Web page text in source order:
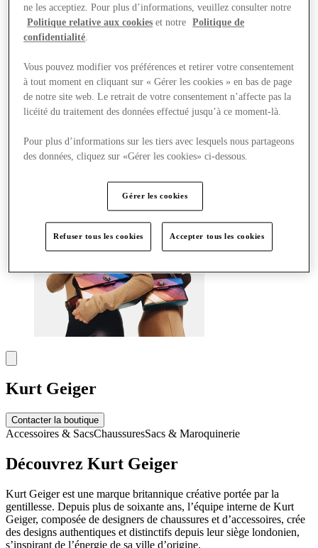
Magasins
Offres
Quoi de neuf
Mangez et buvez
Services
Cartes cadeaux
Carte du Centre
Plus
Kurt Geiger
Contacter la boutique
Accessoires & SacsChaussuresSacs & Maroquinerie
Découvrez Kurt Geiger
Kurt Geiger est une marque britannique créative portée par la
gentillesse. Depuis plus de soixante ans, l’équipe interne de Kurt
Geiger, composée de designers de chaussures et d’accessoires, crée
des designs authentiques et distinctifs depuis leur siège londonien,
s’inspirant de l’énergie de sa ville d’origine.
ne les acceptiez. Pour plus d’informations, veuillez consulter notre
Politique relative aux cookies et notre
Politique de
confidentialité.
Vous pouvez modifier vos préférences et retirer votre consentement
à tout moment en cliquant sur « Gérer les cookies » en bas de page
de notre site web. Le retrait de votre consentement n’affecte pas la
licéité du traitement des données effectué jusqu’à ce moment-là.
Pour plus d’informations sur les tiers avec lesquels nous partageons
des données, cliquez sur «Gérer les cookies» ci-dessous.
Gérer les cookies
Refuser tous les cookies Accepter tous les cookies